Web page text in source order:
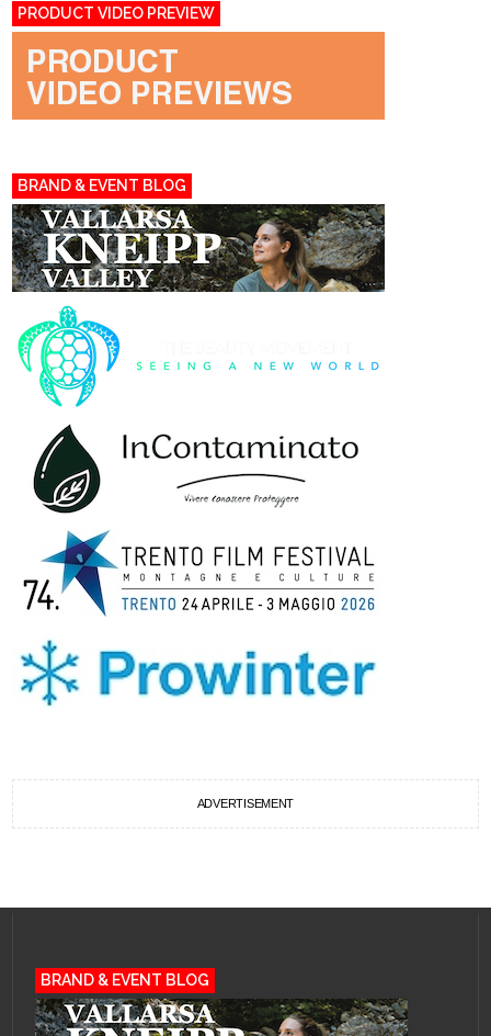
PRODUCT VIDEO PREVIEW
BRAND & EVENT BLOG
ADVERTISEMENT
BRAND & EVENT BLOG